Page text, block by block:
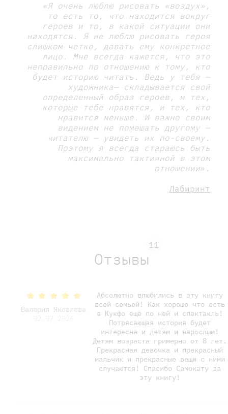
«Я очень люблю рисовать «воздух»,
то есть то, что находится вокруг
героев и то, в какой ситуации они
находятся. Я не люблю рисовать героя
слишком четко, давать ему конкретное
лицо. Мне всегда кажется, что это
неправильно по отношению к тому, кто
будет историю читать. Ведь у тебя —
художника— складывается свой
определенный образ героев, и тех,
которые тебе нравятся, и тех, кто
нравится меньше. И важно своим
видением не помешать другому —
читателю — увидеть их по-своему.
Поэтому я всегда стараюсь быть
максимально тактичной в этом
отношении».
Лабиринт
Отзывы
11
Валерия Яковлева
Абсолютно влюбились в эту книгу
всей семьей! Как хорошо что есть
в Кукфо ещё по ней и спектакль!
Потрясающая история будет
интересна и детям и взрослым!
Детям возраста примерно от 8 лет.
Прекрасная девочка и прекрасный
мальчик и прекрасные вещи с ними
случаются! Спасибо Самокату за
эту книгу!